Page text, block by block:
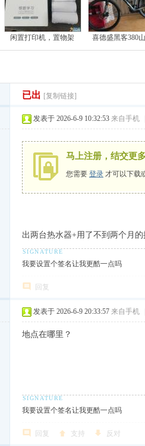
闲置打印机，置物架 喜德盛黑客380
已出 [复制链接]
发表于 2026-6-9 10:32:53 来自手机
马上注册，结交更
您需要 登录 才可以下载
出两台热水器+用了不到两个月
我要设置个签名让我更酷一点吗
回复
发表于 2026-6-9 20:33:57 来自手机
地点在哪里？
我要设置个签名让我更酷一点吗
回复 支持 反对